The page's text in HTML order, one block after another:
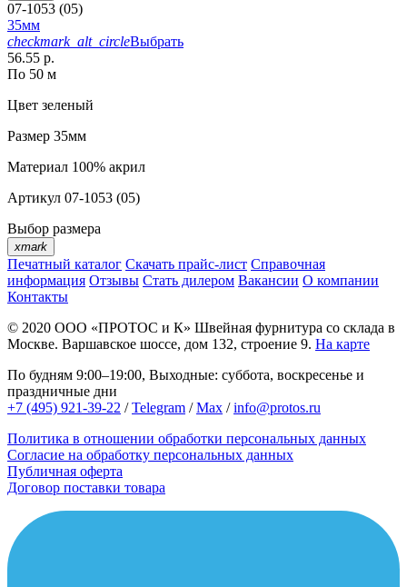
07-1053 (05)
35мм
checkmark_alt_circleВыбрать
56.55 р.
По 50 м
Цвет зеленый
Размер 35мм
Материал 100% акрил
Артикул 07-1053 (05)
Выбор размера
xmark
Печатный каталог Скачать прайс-лист Справочная
информация Отзывы Стать дилером Вакансии О компании
Контакты
© 2020 ООО «ПРОТОС и К» Швейная фурнитура со склада в
Москве. Варшавское шоссе, дом 132, строение 9. На карте
По будням 9:00–19:00, Выходные: суббота, воскресенье и
праздничные дни
+7 (495) 921-39-22 /Telegram /Max /info@protos.ru
Политика в отношении обработки персональных данных
Согласие на обработку персональных данных
Публичная оферта
Договор поставки товара